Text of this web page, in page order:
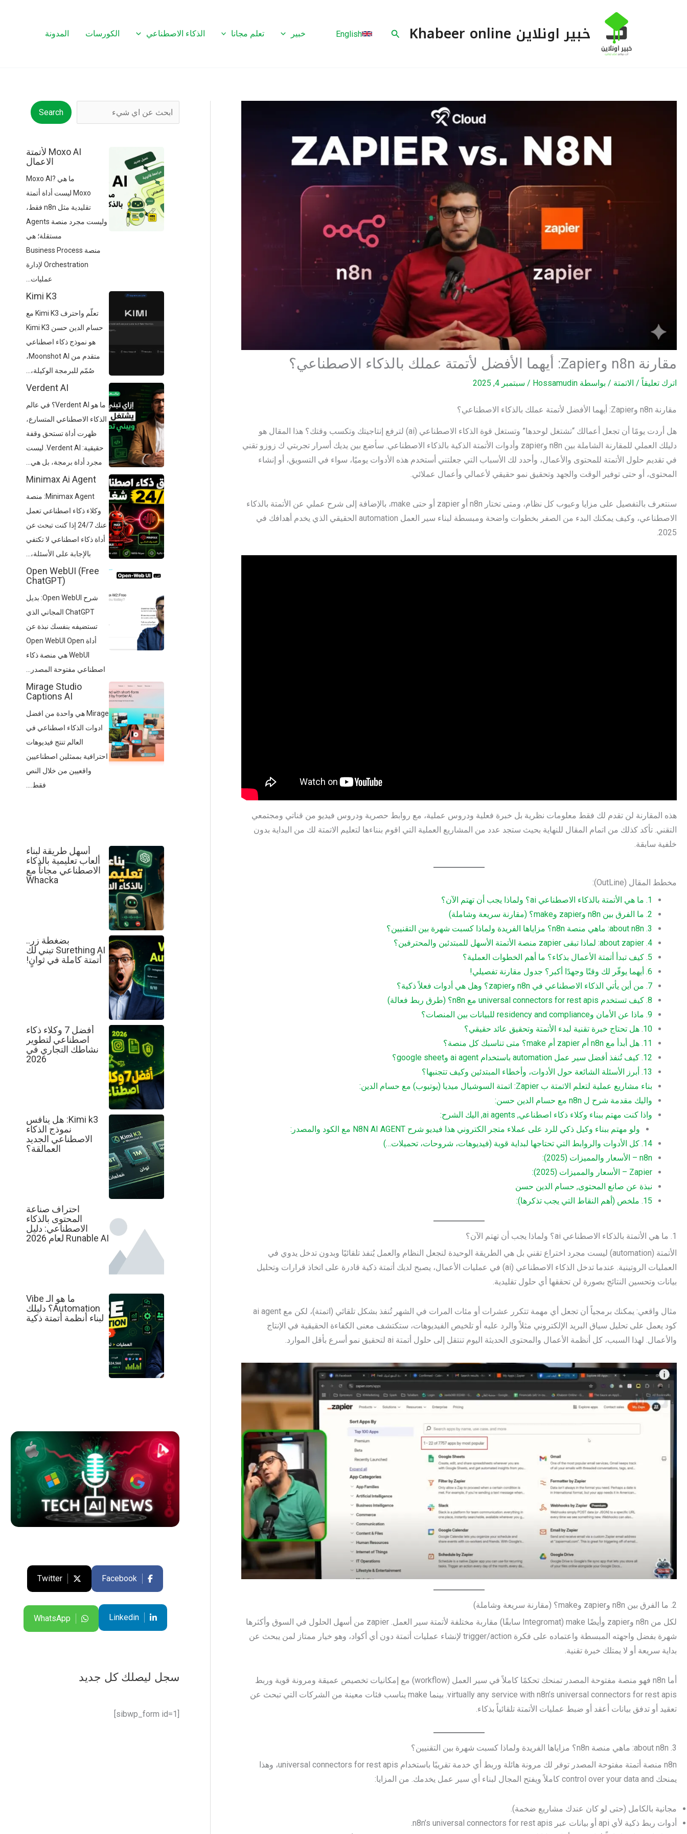
خبير اونلاين Khabeer online البحث English خبير تعلم مجانا الذكاء الاصطناعي الكورسات المدونة
مقارنة n8n وZapier: أيهما الأفضل لأتمتة عملك بالذكاء الاصطناعي؟
اترك تعليقاً / الاتمتة / بواسطة Hossamudin
/ سبتمبر 4, 2025
مقارنة n8n وZapier: أيهما الأفضل لأتمتة عملك بالذكاء الاصطناعي؟
هل أردت يومًا أن تجعل أعمالك “تشتغل لوحدها” وتستغل قوة الذكاء الاصطناعي (ai) لترفع إنتاجيتك وتكسب وقتك؟ هذا المقال هو
دليلك العملي للمقارنة الشاملة بين n8n وzapier وأدوات الأتمتة الذكية بالذكاء الاصطناعي. سأضع بين يديك أسرار تجربتي ك زوزو تقني
في تقديم حلول الأتمتة للمحتوى والأعمال، وأحدد لك الأسباب التي جعلتني أستخدم هذه الأدوات يوميًا، سواء في التسويق، أو إنشاء
المحتوى، أو حتى توفير الوقت والجهد وتحقيق نمو حقيقي لأعمالي وأعمال عملائي.
سنتعرف بالتفصيل على مزايا وعيوب كل نظام، ومتى تختار n8n أو zapier أو حتى make، بالإضافة إلى شرح عملي عن الأتمتة بالذكاء
الاصطناعي، وكيف يمكنك البدء من الصفر بخطوات واضحة ومبسطة لبناء سير العمل automation الحقيقي الذي يخدم أهدافك في
2025.
هذه المقارنة لن تقدم لك فقط معلومات نظرية بل خبرة فعلية ودروس عملية، مع روابط حصرية ودروس فيديو من قناتي ومجتمعي
التقني. تأكد كذلك من اتمام المقال للنهاية بحيث ستجد عدد من المشاريع العملية التي اقوم بنناءها لتعليم الاتمتة لك من البداية بدون
خلفية سابقة.
مخطط المقال (OutLine):
1. ما هي الأتمتة بالذكاء الاصطناعي ai؟ ولماذا يجب أن تهتم الآن؟
2. ما الفرق بين n8n وzapier وmake؟ (مقارنة سريعة وشاملة)
3. about n8n: ماهي منصة n8n؟ مزاياها الفريدة ولماذا كسبت شهرة بين التقنيين؟
4. about zapier: لماذا تبقى zapier منصة الأتمتة الأسهل للمبتدئين والمحترفين؟
5. كيف تبدأ أتمتة الأعمال بذكاء؟ ما أهم الخطوات العملية؟
6. أيهما يوفّر لك وقتًا وجهدًا أكبر؟ جدول مقارنة تفصيلي!
7. من أين يأتي الذكاء الاصطناعي في n8n وzapier؟ وهل هي أدوات فعلاً ذكية؟
8. كيف تستخدم universal connectors for rest apis مع n8n؟ (طرق ربط فعالة)
9. ماذا عن الأمان وresidency and compliance للبيانات بين المنصات؟
10. هل تحتاج خبرة تقنية لبدء الأتمتة وتحقيق عائد حقيقي؟
11. هل أبدأ مع n8n أم zapier أم make؟ متى تناسبك كل منصة؟
12. كيف تُنفذ أفضل سير عمل automation باستخدام ai agent وgoogle sheet؟
13. أبرز الأسئلة الشائعة حول الأدوات، وأخطاء المبتدئين وكيف تتجنبها؟
بناء مشاريع عملية لتعلم الاتمتة ب Zapier: اتمتة السوشيال ميديا (يوتيوب) مع حسام الدين:
واليك مقدمة شرح ل n8n مع حسام الدين حسن:
واذا كنت مهتم ببناء وكلاء ذكاء اصطناعي, ai agents, اليك الشرح:
ولو مهتم ببناء وكيل ذكي للرد على عملاء متجر الكتروني هذا فيديو شرح N8N AI AGENT مع الكود والمصدر:
14. كل الأدوات والروابط التي تحتاجها لبداية قوية (فيديوهات، شروحات، تحميلات…)
n8n – الأسعار والمميزات (2025):
Zapier – الأسعار والمميزات (2025):
نبذة عن صانع المحتوى, حسام الدين حسن
15. ملخص (أهم النقاط التي يجب تذكرها):
1. ما هي الأتمتة بالذكاء الاصطناعي ai؟ ولماذا يجب أن تهتم الآن؟
الأتمتة (automation) ليست مجرد اختراع تقني بل هي الطريقة الوحيدة لنجعل النظام والعمل يُنفذ تلقائيًا وبدون تدخل يدوي في
العمليات الروتينية. عندما تدخل الذكاء الاصطناعي (ai) في عمليات الأعمال، يصبح لديك أتمتة ذكية قادرة على اتخاذ قرارات وتحليل
بيانات وتحسين النتائج بصورة لن تحققها أي حلول تقليدية.
مثال واقعي: يمكنك برمجياً أن تجعل أي مهمة تتكرر عشرات أو مئات المرات في الشهر تُنفذ بشكل تلقائي (اتمتة)، لكن مع ai agent
كود يعمل على تحليل سياق البريد الإلكتروني مثلاً والرد عليه أو تلخيص الفيديوهات، ستكتشف معنى الكفاءة الحقيقية في الإنتاج
والأعمال. لهذا السبب، كل أنظمة الأعمال والمحتوى الحديثة اليوم تنتقل إلى حلول أتمتة ai لتحقيق نمو أسرع بأقل الموارد.
2. ما الفرق بين n8n وzapier وmake؟ (مقارنة سريعة وشاملة)
لكل من n8n وzapier وأيضًا make (Integromat سابقًا) مقاربة مختلفة لأتمتة سير العمل. zapier من أسهل الحلول في السوق وأكثرها
شهرة بفضل واجهته المبسطة واعتماده على فكرة trigger/action لإنشاء عمليات أتمتة دون أي أكواد، وهو خيار ممتاز لمن يبحث عن
بداية سريعة أو لا يمتلك خبرة تقنية.
أما n8n فهو منصة مفتوحة المصدر تمنحك تحكمًا كاملاً في سير العمل (workflow) مع إمكانيات تخصيص عميقة ومرونة قوية وربط
virtually any service with n8n’s universal connectors for rest apis. بينما make يناسب فئات معينة من الشركات التي تبحث عن
تعقيد أو تدفق بيانات أعقد أو ضبط عمليات الأتمتة تلقائياً بذكاء.
3. about n8n: ماهي منصة n8n؟ مزاياها الفريدة ولماذا كسبت شهرة بين التقنيين؟
n8n منصة أتمتة مفتوحة المصدر توفر لك مرونة هائلة وربط أي خدمة تقريبًا باستخدام universal connectors for rest apis، وهذا
يمنحك control over your data and كاملاً ويفتح المجال لبناء أي سير عمل يخدمك. من المزايا:
مجانية بالكامل (حتى لو كان عندك مشاريع ضخمة).
أدوات ربط ذكية لأي api أو بيانات عبر n8n’s universal connectors for rest apis.
البحث Search
Moxo AI لأتمتة
الاعمال
ما هي Moxo AI?
Moxo ليست أداة أتمتة
تقليدية مثل n8n فقط،
وليست مجرد منصة Agents
مستقلة؛ هي
منصة Business Process
Orchestration لإدارة
عمليات...
Kimi K3
تعلّم واحترف Kimi K3 مع
حسام الدين حسن Kimi K3
هو نموذج ذكاء اصطناعي
متقدم من Moonshot AI،
صُمّم للبرمجة الوكيلة،...
Verdent AI
ما هو Verdent AI؟ في عالم
الذكاء الاصطناعي المتسارع،
ظهرت أداة تستحق وقفة
حقيقية: Verdent AI. ليست
مجرد أداة برمجة، بل هي...
Minimax Ai Agent
Minimax Agent: منصة
وكلاء ذكاء اصطناعي تعمل
عنك 24/7 إذا كنت تبحث عن
أداة ذكاء اصطناعي لا تكتفي
بالإجابة على الأسئلة،...
Open WebUI (Free
ChatGPT)
شرح Open WebUI: بديل
ChatGPT المجاني الذي
تستضيفه بنفسك نبذة عن
أداة Open WebUI Open
WebUI هي منصة ذكاء
اصطناعي مفتوحة المصدر...
Mirage Studio
Captions AI
Mirage هي واحدة من افضل
ادوات الذكاء اصطناعي في
العالم تنتج فيديوهات
احترافية بممثلين اصطناعيين
واقعيين من خلال النص
فقط....
أسهل طريقة لبناء
ألعاب تعليمية بالذكاء
الاصطناعي مجاناً مع
Whacka
بضغطة زر..
Surething AI تبني لك
أتمتة كاملة في ثوانٍ!
أفضل 7 وكلاء ذكاء
اصطناعي لتطوير
نشاطك التجاري في
2026
Kimi k3: هل ينافس
نموذج الذكاء
الاصطناعي الجديد
العمالقة؟
احتراف صناعة
المحتوى بالذكاء
الاصطناعي: دليل
Runable AI لعام 2026
ما هو الـ Vibe
Automation؟ دليلك
لبناء أنظمة أتمتة ذكية
Facebook
Twitter
Linkedin
WhatsApp
سجل ليصلك كل جديد